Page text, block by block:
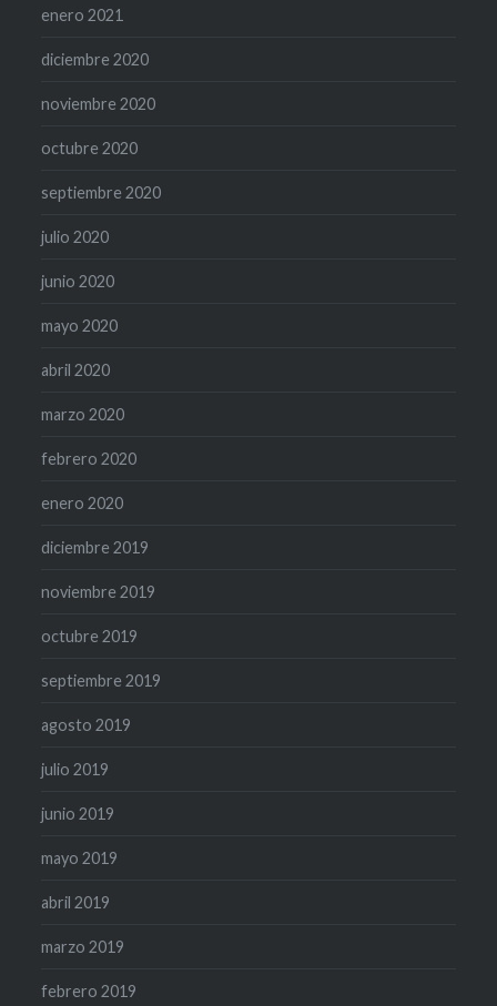
enero 2021
diciembre 2020
noviembre 2020
octubre 2020
septiembre 2020
julio 2020
junio 2020
mayo 2020
abril 2020
marzo 2020
febrero 2020
enero 2020
diciembre 2019
noviembre 2019
octubre 2019
septiembre 2019
agosto 2019
julio 2019
junio 2019
mayo 2019
abril 2019
marzo 2019
febrero 2019